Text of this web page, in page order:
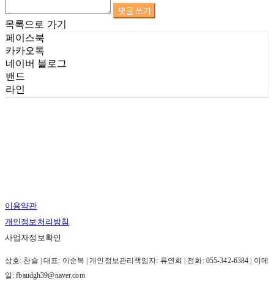
댓글 쓰기
목록으로 가기
페이스북
카카오톡
네이버 블로그
밴드
라인
이용약관
개인정보처리방침
사업자정보확인
상호: 찬슬 | 대표: 이순복 | 개인정보관리책임자: 류연희 | 전화: 055-342-6384 | 이메
일: fbaudgh39@naver.com